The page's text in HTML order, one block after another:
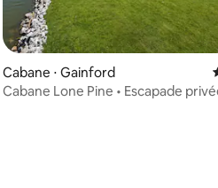
Cabane ⋅ Gainford
Cabane Lone Pine • Escapade